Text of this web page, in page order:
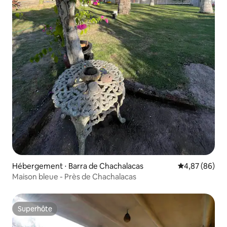
Hébergement ⋅ Barra de Chachalacas Évaluation
4,87 (86)
Maison bleue - Près de Chachalacas
Superhôte
Superhôte